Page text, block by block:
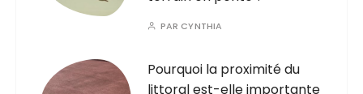
PAR CYNTHIA
Pourquoi la proximité du
littoral est-elle importante